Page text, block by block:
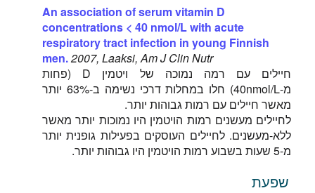
An association of serum vitamin D
concentrations < 40 nmol/L with acute
respiratory tract infection in young Finnish
men.2007, Laaksi, Am J Clin Nutr
חיילים עם רמה נמוכה של ויטמין D (פחות
מ-40nmol/L) חלו במחלות דרכי נשימה ב-63% יותר
מאשר חיילים עם רמות גבוהות יותר.
לחיילים מעשנים רמות הויטמין היו נמוכות יותר מאשר
ללא-מעשנים. לחיילים העוסקים בפעילות גופנית יותר
מ-5 שעות בשבוע רמות הויטמין היו גבוהות יותר.
שפעת